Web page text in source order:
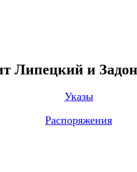
Липецкий и
Указы
Распоряжения